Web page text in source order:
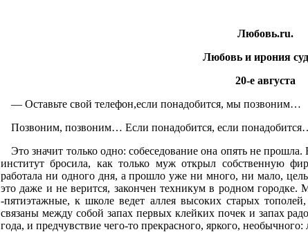
Любовь.ru.
Любовь и ирония
20-е августа
— Оставьте свой телефон,если понадобится, мы позвоним…
Позвоним, позвоним… Если понадобится, если
Это значит только одно: собеседование она опять не
институт бросила, как только муж открыл собственную
работала ни одного дня, а прошло уже ни много, ни мало,
это даже и не верится, закончен техникум в родном городке.
-пятиэтажные, к школе ведет аллея высоких старых
связаны между собой запах первых клейких почек и запах
года, и предчувствие чего-то прекрасного, яркого, необычного: